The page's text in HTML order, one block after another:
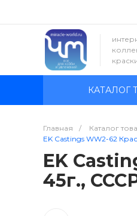
КАТАЛОГ
Главная / Каталог
EK Castings WW2-62
EK
45г.,